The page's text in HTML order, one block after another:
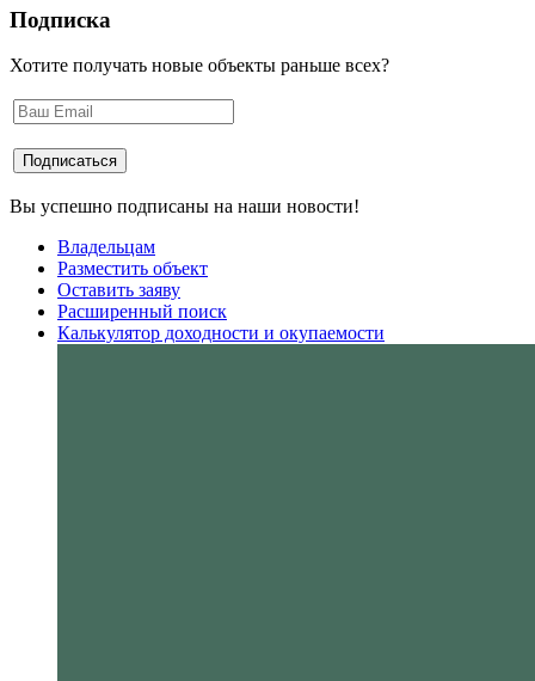
Подписка
Хотите получать новые объекты раньше всех?
Вы успешно подписаны на наши новости!
Владельцам
Разместить объект
Оставить заяву
Расширенный поиск
Калькулятор доходности и окупаемости